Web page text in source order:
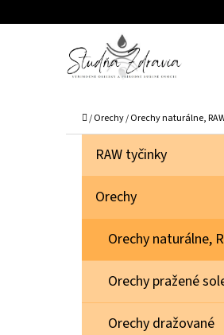
Domov
/Orechy/Orechy naturálne,
Preskočiť
kategórie
K
T
G
R
E
RAW tyčinky
Orechy
Orechy naturálne,
Orechy pražené
Orechy dražované